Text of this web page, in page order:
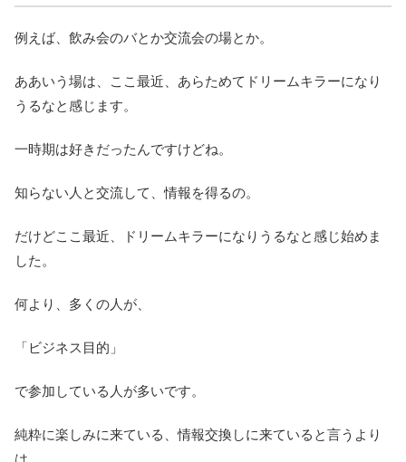
例えば、飲み会のバとか交流会の場とか。
ああいう場は、ここ最近、あらためてドリームキラーになり
うるなと感じます。
一時期は好きだったんですけどね。
知らない人と交流して、情報を得るの。
だけどここ最近、ドリームキラーになりうるなと感じ始めま
した。
何より、多くの人が、
「ビジネス目的」
で参加している人が多いです。
純粋に楽しみに来ている、情報交換しに来ていると言うより